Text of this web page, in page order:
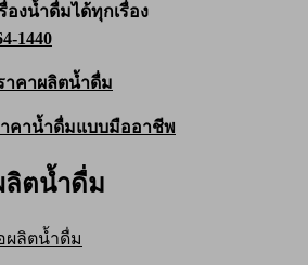
องน้ำดื่มได้ทุกเรื่อง
1440
าคาผลิตน้ำดื่ม
คาน้ำดื่มแบบมืออาชีพ
ลิตน้ำดื่ม